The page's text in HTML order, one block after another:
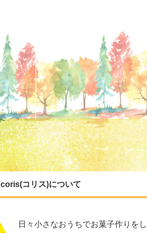
coris(コリス)について
日々小さなおうちでお菓子作りをし